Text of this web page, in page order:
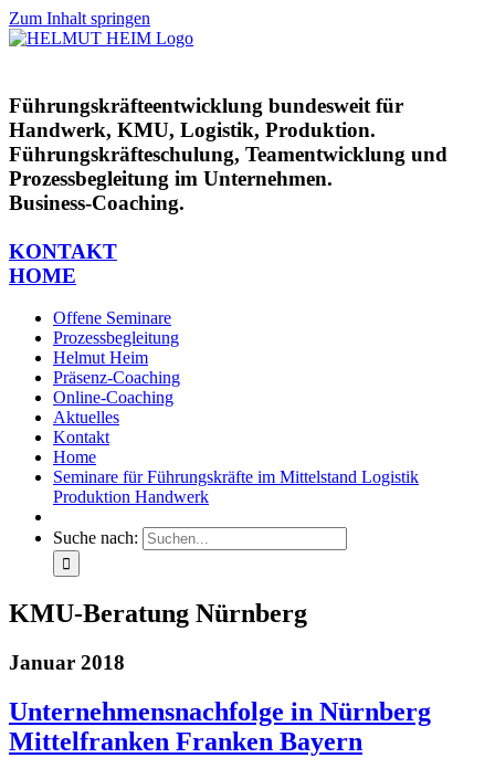
Zum Inhalt springen
Führungskräfteentwicklung bundesweit für
Handwerk, KMU, Logistik, Produktion.
Führungskräfteschulung, Teamentwicklung und
Prozessbegleitung im Unternehmen.
Business-Coaching.
KONTAKT
HOME
Offene Seminare
Prozessbegleitung
Helmut Heim
Präsenz-Coaching
Online-Coaching
Aktuelles
Kontakt
Home
Seminare für Führungskräfte im Mittelstand Logistik
Produktion Handwerk
Suche nach:
KMU-Beratung Nürnberg
Januar 2018
Unternehmensnachfolge in Nürnberg
Mittelfranken Franken Bayern